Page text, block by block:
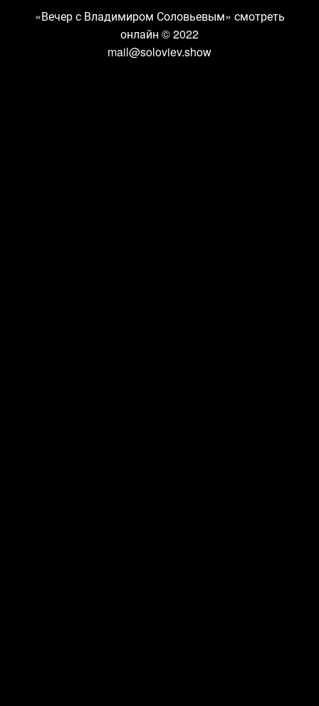
«Вечер с Владимиром Соловьевым» смотреть
онлайн © 2022
mail@soloviev.show